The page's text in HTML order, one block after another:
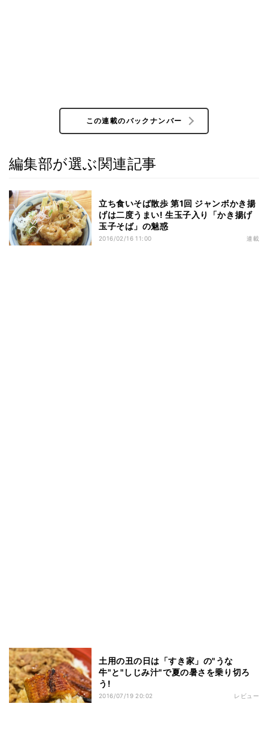
この連載のバックナンバー
編集部が選ぶ関連記事
立ち食いそば散歩 第1回 ジャンボかき揚
げは二度うまい! 生玉子入り「かき揚げ
玉子そば」の魅惑
2016/02/16 11:00 連載
土用の丑の日は「すき家」の"うな
牛"と"しじみ汁"で夏の暑さを乗り切ろ
う!
2016/07/19 20:02 レビュー